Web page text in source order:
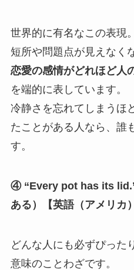
世界的に有名なこの表現
短所や問題点が見えなく
恋愛の感情がどれほど人
を端的に表しています。
冷静さを忘れてしまうほ
たことがある人なら、誰
す。
④ “Every pot has its
ある）【英語（アメリカ
どんな人にも必ずぴった
意味のことわざです。